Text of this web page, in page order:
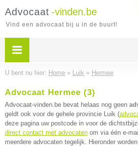
Advocaat -vinden.be
Vind een advocaat bij u in de buurt!
U bent nu hier: Home » Luik » Hermee
Advocaat Hermee (3)
Advocaat-vinden.be bevat helaas nog geen
geldt ook voor de gehele provincie Luik (
deze pagina uw postcode in voor de
direct contact met advocaten om via één e-
meerdere advocaten tegelijk. Hieronder